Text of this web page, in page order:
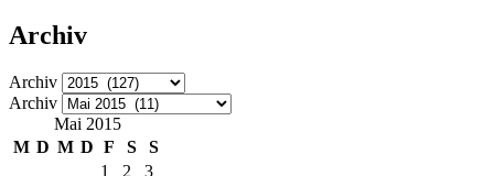
Archiv
Archiv
Archiv
Mai 2015
M D M D F S
S
1
2 3